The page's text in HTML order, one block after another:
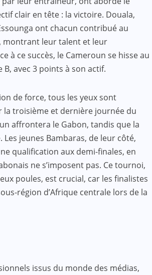
clair en tête : la victoire. Douala,
ont chacun contribué au
montrant leur talent et leur
à ce succès, le Cameroun se hisse au
avec 3 points à son actif.
de force, tous les yeux sont
la troisième et dernière journée du
affrontera le Gabon, tandis que la
Les jeunes Bambaras, de leur côté,
qualification aux demi-finales, en
ne s’imposent pas. Ce tournoi,
poules, est crucial, car les finalistes
région d’Afrique centrale lors de la
issus du monde des médias,